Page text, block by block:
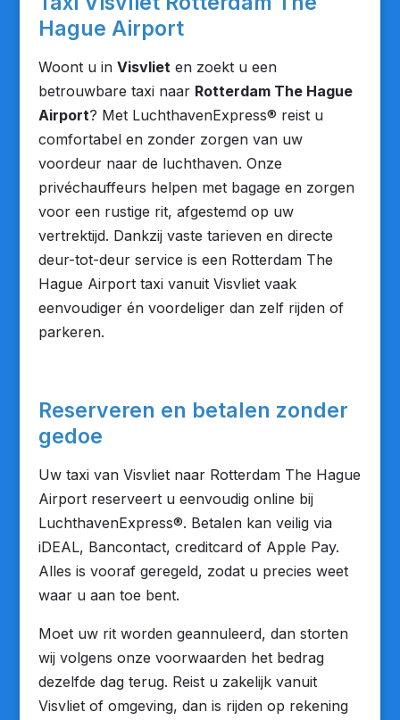
Hague Airport
Woont u in Visvlieten zoekt u een
betrouwbare taxi naar Rotterdam The Hague
Airport? Met LuchthavenExpress® reist u
comfortabel en zonder zorgen van uw
voordeur naar de luchthaven. Onze
privéchauffeurs helpen met bagage en zorgen
voor een rustige rit, afgestemd op uw
vertrektijd. Dankzij vaste tarieven en directe
deur-tot-deur service is een Rotterdam The
Hague Airport taxi vanuit Visvliet vaak
eenvoudiger én voordeliger dan zelf rijden of
parkeren.
Reserveren en betalen zonder
gedoe
Uw taxi van Visvliet naar Rotterdam The Hague
Airport reserveert u eenvoudig online bij
LuchthavenExpress®. Betalen kan veilig via
iDEAL, Bancontact, creditcard of Apple Pay.
Alles is vooraf geregeld, zodat u precies weet
waar u aan toe bent.
Moet uw rit worden geannuleerd, dan storten
wij volgens onze voorwaarden het bedrag
dezelfde dag terug. Reist u zakelijk vanuit
Visvliet of omgeving, dan is rijden op rekening